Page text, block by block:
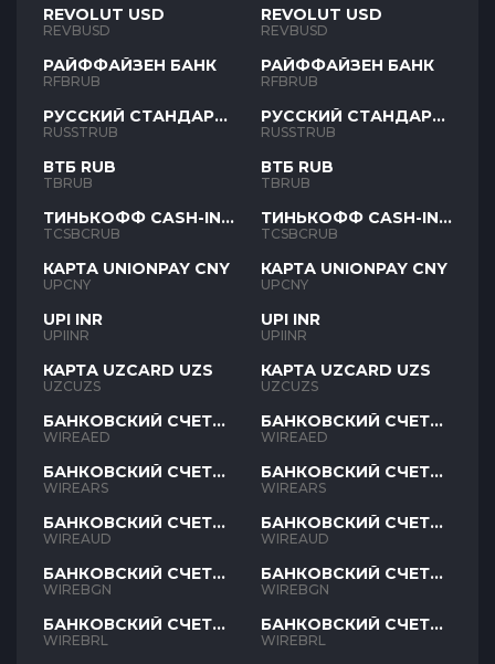
REVOLUT USD
REVBUSD
РАЙФФАЙЗЕН БАНК
RFBRUB
РУССКИЙ СТАНДАРТ
RUB
RUSSTRUB
ВТБ RUB
TBRUB
ТИНЬКОФФ CASH-IN
RUB
TCSBCRUB
КАРТА UNIONPAY CNY
UPCNY
UPI INR
UPIINR
КАРТА UZCARD UZS
UZCUZS
БАНКОВСКИЙ СЧЕТ
AED
WIREAED
БАНКОВСКИЙ СЧЕТ
ARS
WIREARS
БАНКОВСКИЙ СЧЕТ
AUD
WIREAUD
БАНКОВСКИЙ СЧЕТ
BGN
WIREBGN
БАНКОВСКИЙ СЧЕТ
BRL
WIREBRL
REVOLUT USD
REVBUSD
РАЙФФАЙЗЕН БАНК
RFBRUB
РУССКИЙ СТАНДАРТ
RUB
RUSSTRUB
ВТБ RUB
TBRUB
ТИНЬКОФФ CASH-IN
RUB
TCSBCRUB
КАРТА UNIONPAY CNY
UPCNY
UPI INR
UPIINR
КАРТА UZCARD UZS
UZCUZS
БАНКОВСКИЙ СЧЕТ
AED
WIREAED
БАНКОВСКИЙ СЧЕТ
ARS
WIREARS
БАНКОВСКИЙ СЧЕТ
AUD
WIREAUD
БАНКОВСКИЙ СЧЕТ
BGN
WIREBGN
БАНКОВСКИЙ СЧЕТ
BRL
WIREBRL